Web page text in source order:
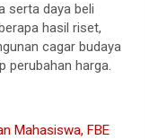
serta daya beli
hasil riset,
cagar budaya
perubahan harga.
Mahasiswa, FBE